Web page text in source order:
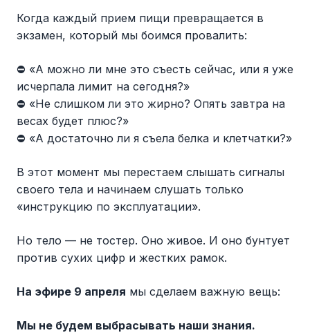
Когда каждый прием пищи превращается в
экзамен, который мы боимся провалить:
⛔️ «А можно ли мне это съесть сейчас, или я уже
исчерпала лимит на сегодня?»
⛔️ «Не слишком ли это жирно? Опять завтра на
весах будет плюс?»
⛔️ «А достаточно ли я съела белка и клетчатки?»
В этот момент мы перестаем слышать сигналы
своего тела и начинаем слушать только
«инструкцию по эксплуатации».
Но тело — не тостер. Оно живое. И оно бунтует
против сухих цифр и жестких рамок.
На эфире 9 апреля мы сделаем важную вещь:
Мы не будем выбрасывать наши знания.